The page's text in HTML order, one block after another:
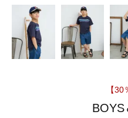
【30
BOYS